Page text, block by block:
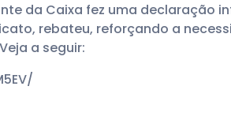
da Caixa fez uma declaração
rebateu, reforçando a
a seguir: